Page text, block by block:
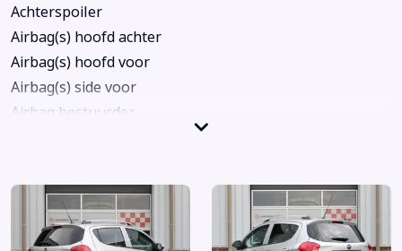
Achterspoiler
Airbag(s) hoofd achter
Airbag(s) hoofd voor
Airbag(s) side voor
Airbag bestuurder
Alarm klasse 1(startblokkering)
Anti Blokkeer Systeem
Anti doorSlip Regeling